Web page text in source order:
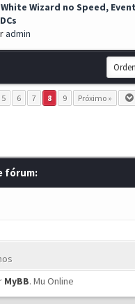
Wizard no Speed,
admin
5 6 7 8 9 Próximo »
fórum:
MyBB. Mu Online